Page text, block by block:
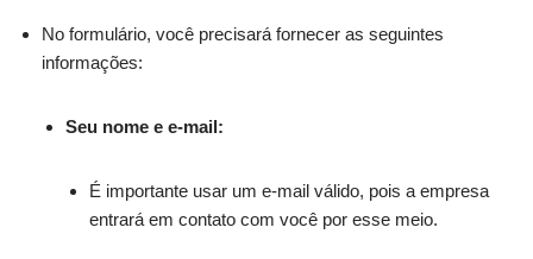
No formulário, você precisará fornecer as seguintes
informações:
Seu nome e e-mail:
É importante usar um e-mail válido, pois a empresa
entrará em contato com você por esse meio.